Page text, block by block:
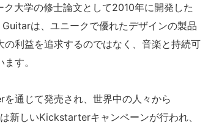
大学の修士論文として2010年に開発した
は、ユニークで優れたデザインの製品
利益を追求するのではなく、音楽と持続可
す。
通じて発売され、世界中の人々から
新しいKickstarterキャンペーンが行われ、